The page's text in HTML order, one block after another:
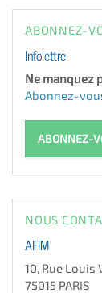
ABONNEZ-
Infolettre
Ne manquez
Abonnez-
ABONNEZ-
NOUS
AFIM
10, Rue Louis
75015 PARIS